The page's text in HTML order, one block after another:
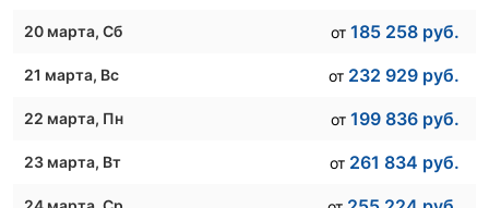
20 марта, Сб от 185 258 руб.
21 марта, Вс от 232 929 руб.
22 марта, Пн от 199 836 руб.
23 марта, Вт от 261 834 руб.